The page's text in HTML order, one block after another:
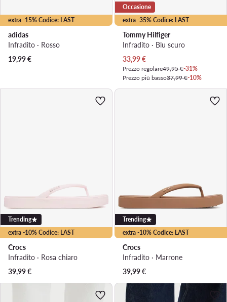
extra -15% Codice: LAST
adidas
Infradito · Rosso
19,99€
extra -35% Codice: LAST
Occasione
Tommy Hilfiger
Infradito · Blu scuro
Prezzo attuale
33,99€
Prezzo regolare49,95 €-31%
Prezzo più basso37,99 €-10%
extra -10% Codice: LAST
Trending
Crocs
Infradito · Rosa chiaro
39,99€
extra -10% Codice: LAST
Trending
Crocs
Infradito · Marrone
39,99€